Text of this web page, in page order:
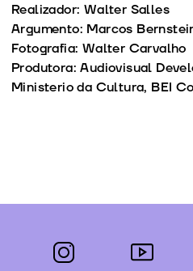
Realizador: Walter Salles
Argumento: Marcos
Fotografia: Walter Carvalho
Produtora: Audiovisual
Ministerio da Cultura, BEI
instagram youtube